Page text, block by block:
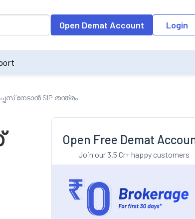
On entering data into the input field, the suggestion
Open Demat Account Login
നേടാൻ SIP തന്ത്രം
Open Free Demat
Join our 3.5 Cr+ happy customers